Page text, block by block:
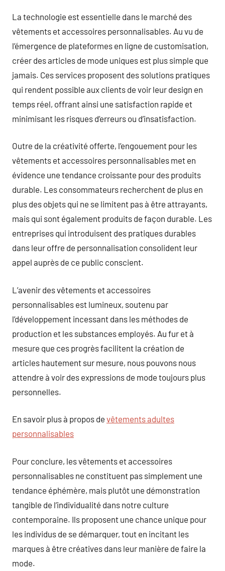
La technologie est essentielle dans le marché des
vêtements et accessoires personnalisables. Au vu de
l’émergence de plateformes en ligne de customisation,
créer des articles de mode uniques est plus simple que
jamais. Ces services proposent des solutions pratiques
qui rendent possible aux clients de voir leur design en
temps réel, offrant ainsi une satisfaction rapide et
minimisant les risques d’erreurs ou d’insatisfaction.
Outre de la créativité offerte, l’engouement pour les
vêtements et accessoires personnalisables met en
évidence une tendance croissante pour des produits
durable. Les consommateurs recherchent de plus en
plus des objets qui ne se limitent pas à être attrayants,
mais qui sont également produits de façon durable. Les
entreprises qui introduisent des pratiques durables
dans leur offre de personnalisation consolident leur
appel auprès de ce public conscient.
L’avenir des vêtements et accessoires
personnalisables est lumineux, soutenu par
l’développement incessant dans les méthodes de
production et les substances employés. Au fur et à
mesure que ces progrès facilitent la création de
articles hautement sur mesure, nous pouvons nous
attendre à voir des expressions de mode toujours plus
personnelles.
En savoir plus à propos de vêtements adultes
personnalisables
Pour conclure, les vêtements et accessoires
personnalisables ne constituent pas simplement une
tendance éphémère, mais plutôt une démonstration
tangible de l’individualité dans notre culture
contemporaine. Ils proposent une chance unique pour
les individus de se démarquer, tout en incitant les
marques à être créatives dans leur manière de faire la
mode.